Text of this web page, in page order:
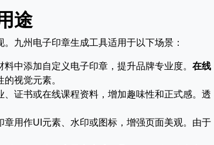
途
九州电子印章生成工具适用于以下场景：
中添加自定义电子印章，提升品牌专业度。 在线
视觉元素。
、证书或在线课程资料，增加趣味性和正式感。透
用作UI元素、水印或图标，增强页面美观。由于